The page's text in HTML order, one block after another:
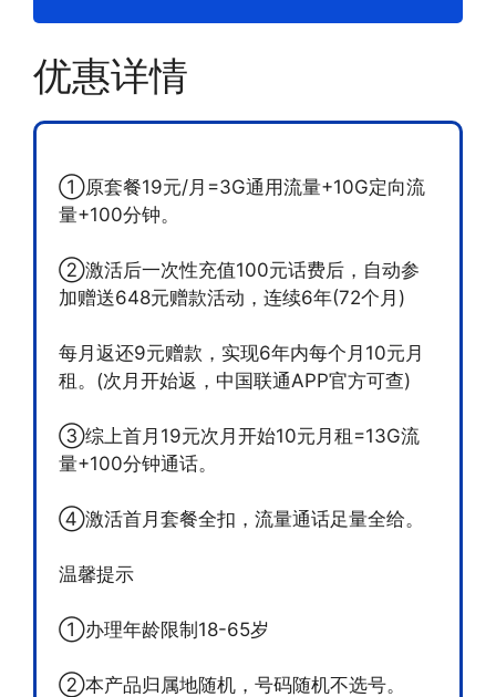
优惠详情
①原套餐19元/月=3G通用流量+10G定向流
量+100分钟。
②激活后一次性充值100元话费后，自动参
加赠送648元赠款活动，连续6年(72个月)
每月返还9元赠款，实现6年内每个月10元月
租。(次月开始返，中国联通APP官方可查)
③综上首月19元次月开始10元月租=13G流
量+100分钟通话。
④激活首月套餐全扣，流量通话足量全给。
温馨提示
①办理年龄限制18-65岁
②本产品归属地随机，号码随机不选号。